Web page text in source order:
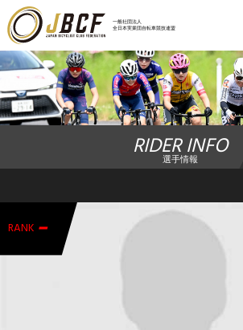
一般社団法人
全日本実業団自転車競技連盟
ニュース
レース日程
ランキング
チーム・選手
加盟・登録
RIDER INFO
選手情報
RANK -